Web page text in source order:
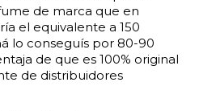
de marca que en
el equivalente a 150
lo conseguís por 80-90
de que es 100% original
de distribuidores